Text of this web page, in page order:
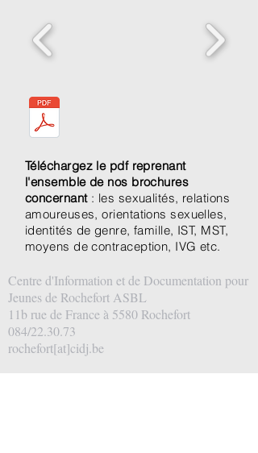
Téléchargez le pdf reprenant
l'ensemble de nos brochures
concernant: les sexualités, relations
amoureuses, orientations sexuelles,
identités de genre, famille, IST, MST,
moyens de contraception, IVG etc.
Centre d'Information et de Documentation pour
Jeunes de Rochefort ASBL
11b rue de France à 5580 Rochefort
084/22.30.73
rochefort[at]cidj.be